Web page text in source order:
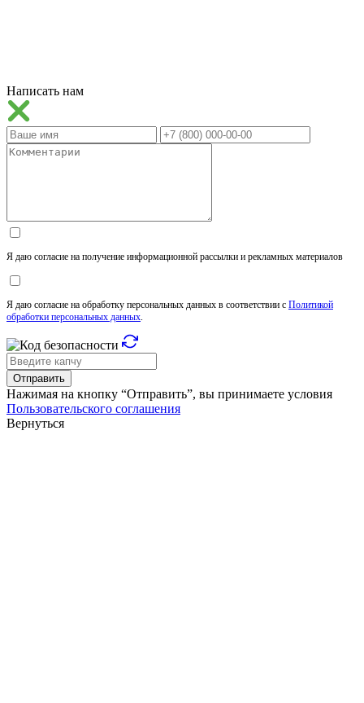
Написать нам
Я даю согласие на получение информационной рассылки и рекламных материалов
Я даю согласие на обработку персональных данных в соответствии с Политикой
обработки персональных данных
Отправить
Нажимая на кнопку “Отправить”, вы принимаете условия
Пользовательского соглашения
Вернуться